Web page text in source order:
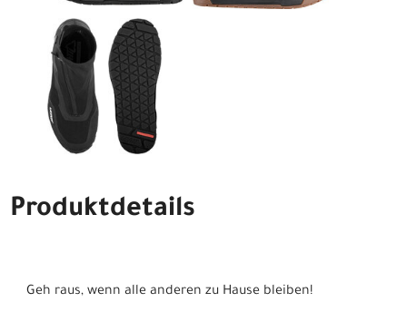
Produktdetails
Geh raus, wenn alle anderen zu Hause bleiben!